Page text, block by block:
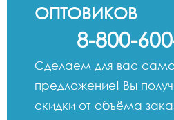
ОПТОВИКОВ
8-800-
Сделаем для вас
предложение! Вы
скидки от объёма